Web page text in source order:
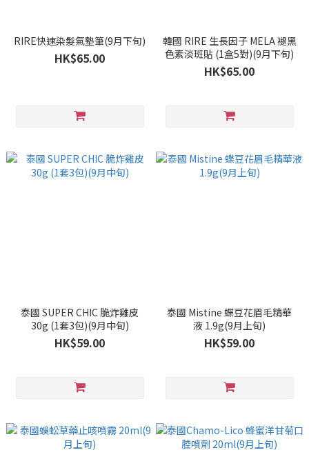
RIRE快速染髮氣墊筆(9月下旬)
HK$65.00
韓國 RIRE 生長因子 MELA 褪黑
色素淡斑貼 (1盒5對)(9月下旬)
HK$65.00
泰國 SUPER CHIC 脆炸雞皮
30g (1套3包)(9月中旬)
HK$59.00
泰國 Mistine 蝶豆花眉毛精華
液 1.9g(9月上旬)
HK$59.00